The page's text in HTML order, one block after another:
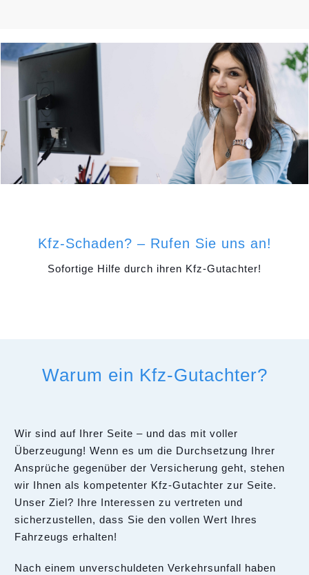
Kfz-Schaden? – Rufen Sie uns an!
Sofortige Hilfe durch ihren Kfz-Gutachter!
Warum ein Kfz-Gutachter?
Wir sind auf Ihrer Seite – und das mit voller
Überzeugung! Wenn es um die Durchsetzung Ihrer
Ansprüche gegenüber der Versicherung geht, stehen
wir Ihnen als kompetenter Kfz-Gutachter zur Seite.
Unser Ziel? Ihre Interessen zu vertreten und
sicherzustellen, dass Sie den vollen Wert Ihres
Fahrzeugs erhalten!
Nach einem unverschuldeten Verkehrsunfall haben